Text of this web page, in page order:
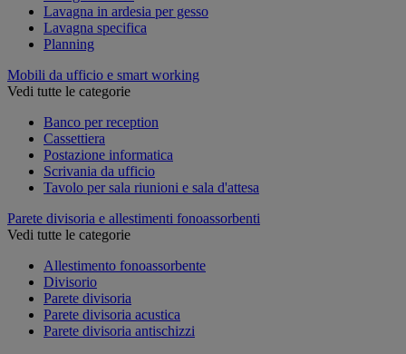
Lavagna in ardesia per gesso
Lavagna specifica
Planning
Mobili da ufficio e smart working
Vedi tutte le categorie
Banco per reception
Cassettiera
Postazione informatica
Scrivania da ufficio
Tavolo per sala riunioni e sala d'attesa
Parete divisoria e allestimenti fonoassorbenti
Vedi tutte le categorie
Allestimento fonoassorbente
Divisorio
Parete divisoria
Parete divisoria acustica
Parete divisoria antischizzi